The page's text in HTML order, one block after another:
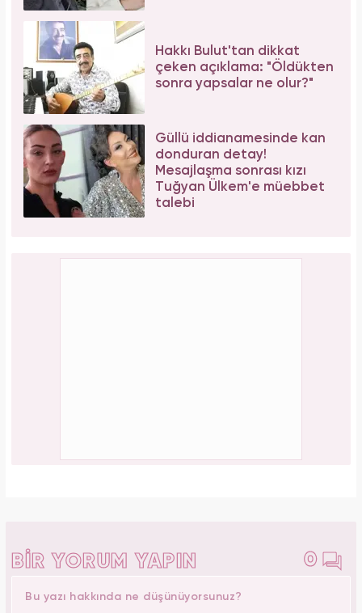
Hakkı Bulut'tan dikkat
çeken açıklama: "Öldükten
sonra yapsalar ne olur?"
Güllü iddianamesinde kan
donduran detay!
Mesajlaşma sonrası kızı
Tuğyan Ülkem'e müebbet
talebi
BİR YORUM YAPIN 0